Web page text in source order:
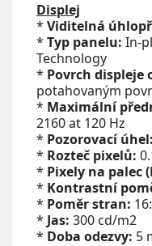
Displej
* Viditelná
* Typ panelu: In-
Technology
* Povrch displeje
potahovaným
* Maximální
2160 at 120 Hz
* Pozorovací úhel:
* Rozteč pixelů:
* Pixely na palec
* Kontrastní
* Poměr stran:
* Jas: 300 cd/m2
* Doba odezvy: 5